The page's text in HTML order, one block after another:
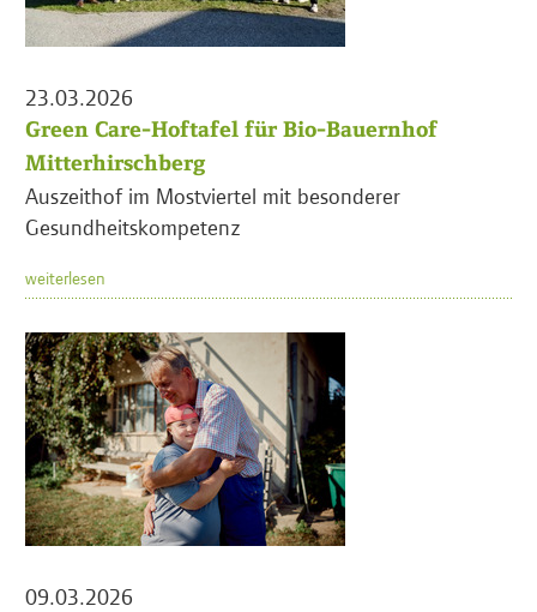
23.03.2026
Green Care-Hoftafel für Bio-Bauernhof
Mitterhirschberg
Auszeithof im Mostviertel mit besonderer
Gesundheitskompetenz
weiterlesen
09.03.2026